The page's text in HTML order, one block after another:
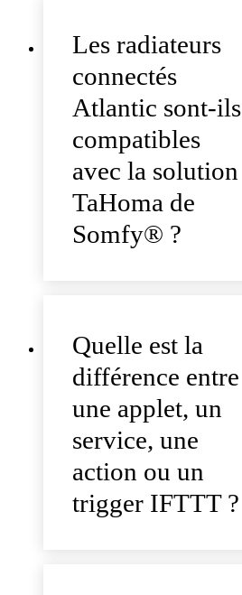
Les radiateurs
connectés
Atlantic sont-ils
compatibles
avec la solution
TaHoma de
Somfy® ?
Quelle est la
différence entre
une applet, un
service, une
action ou un
trigger IFTTT ?